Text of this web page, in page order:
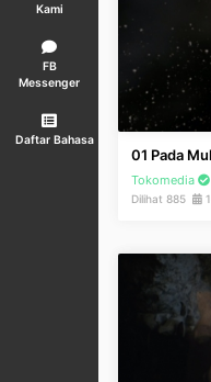
Kami
FB
Messenger
Daftar Bahasa
01 Pada
Tokomedia
Dilihat 885